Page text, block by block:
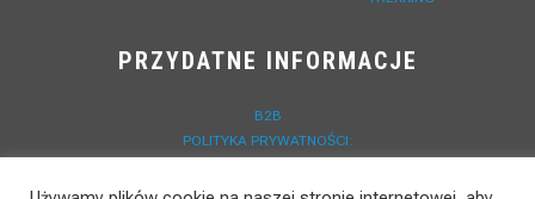
PRZYDATNE INFORMACJE
B2B
POLITYKA PRYWATNOŚCI:
SKONTAKTUJ SIĘ Z NAMI